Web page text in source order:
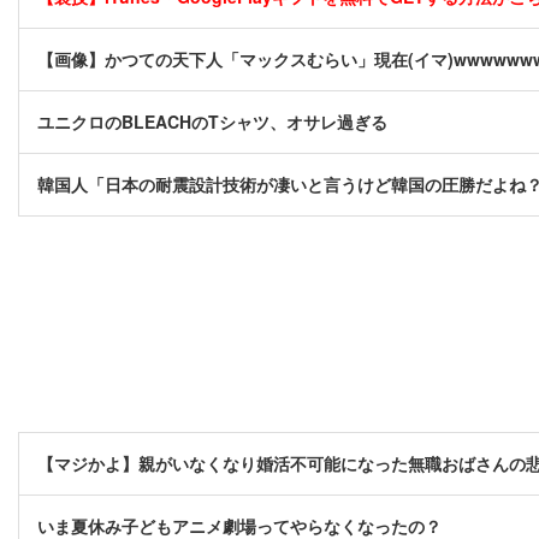
【画像】かつての天下人「マックスむらい」現在(イマ
ユニクロのBLEACHのTシャツ、オサレ過ぎる
韓国人「日本の耐震設計技術が凄いと言うけど韓国の圧勝だよね？
【マジかよ】親がいなくなり婚活不可能になった無職おばさんの
いま夏休み子どもアニメ劇場ってやらなくなったの？